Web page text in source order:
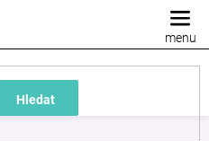
Hledat